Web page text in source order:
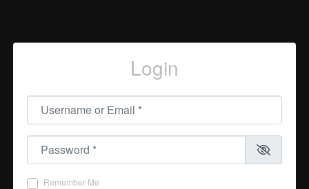
Login
Username or Email
Password
Remember Me